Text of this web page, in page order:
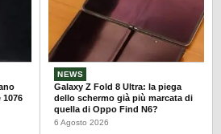
1076
NEWS
Galaxy Z Fold 8 Ultra: la piega
dello schermo già più marcata di
quella di Oppo Find N6?
6 Agosto 2026